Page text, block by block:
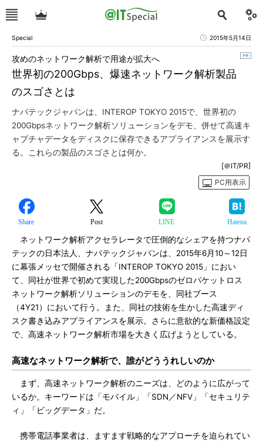
Special 2015年5月14日
世界初の200Gbps、爆速ネットワーク解析製品
のスゴさとは
攻めのネットワーク解析で用途が拡大へ
ナパテックジャパンは、INTEROP TOKYO 2015で、世界初の
200Gbpsネットワーク解析ソリューションをデモ、併せて高速キ
ャプチャデータをディスクに保存できるアプライアンスを展示す
る。これらの製品のスゴさとは何か。
[＠IT/PR]
PC用表示
Share Post LINE Hatena
ネットワーク解析アクセラレータで圧倒的なシェアを持つナパ
テックの日本法人、ナパテックジャパンは、2015年6月10～12日
に幕張メッセで開催される「INTEROP TOKYO 2015」におい
て、同社が世界で初めて実現した200Gbpsのゼロパケットロス
ネットワーク解析ソリューションのデモを、同社ブース
（4Y21）において行う。また、同社の技術を生かした高速ディ
スク書き込みアプライアンスを展示。さらに意欲的な新価格設定
で、高速ネットワーク解析市場を大きく広げようとしている。
高速なネットワーク解析で、誰がどううれしいのか
まず、高速ネットワーク解析のニーズは、どのように広がって
いるか。キーワードは「モバイル」「SDN／NFV」「セキュリテ
ィ」「ビッグデータ」だ。
携帯電話事業者は、ますます戦略的なアプローチを迫られてい